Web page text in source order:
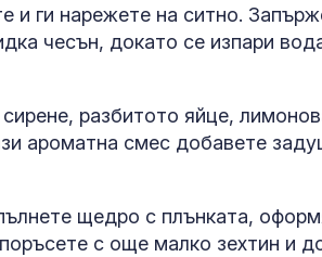
и ги нарежете на ситно.
чесън, докато се изпари
разбитото яйце,
ароматна смес добавете
щедро с плънката,
с още малко зехтин и